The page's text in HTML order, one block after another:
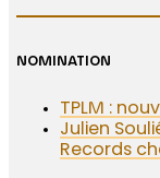
NOMINATION
TPLM :
Julien
Records